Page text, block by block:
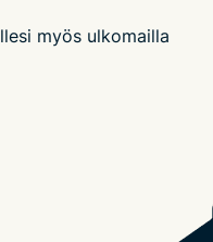
myös ulkomailla